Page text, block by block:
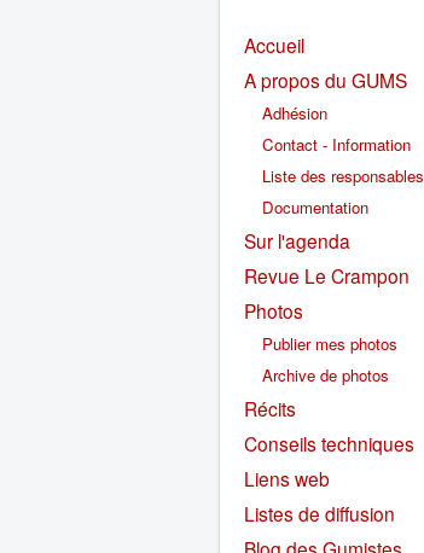
Accueil
A propos du GUMS
Adhésion
Contact - Information
Liste des responsables
Documentation
Sur l'agenda
Revue Le Crampon
Photos
Publier mes photos
Archive de photos
Récits
Conseils techniques
Liens web
Listes de diffusion